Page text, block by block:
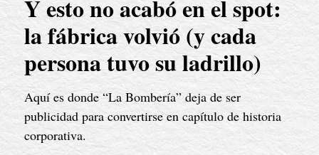
Y esto no acabó en el spot:
la fábrica volvió (y cada
persona tuvo su ladrillo)
Aquí es donde “La Bombería” deja de ser
publicidad para convertirse en capítulo de historia
corporativa.